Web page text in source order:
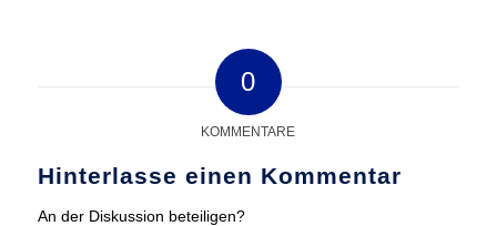
0
KOMMENTARE
Hinterlasse einen Kommentar
An der Diskussion beteiligen?